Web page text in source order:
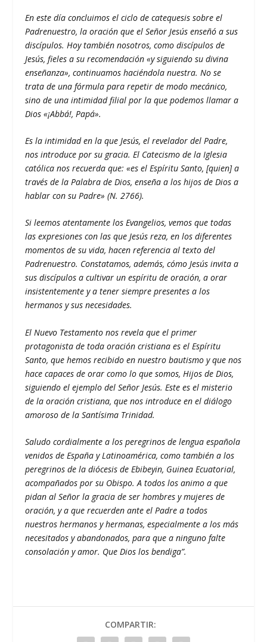
En este día concluimos el ciclo de catequesis sobre el
Padrenuestro, la oración que el Señor Jesús enseñó a sus
discípulos. Hoy también nosotros, como discípulos de
Jesús, fieles a su recomendación «y siguiendo su divina
enseñanza», continuamos haciéndola nuestra. No se
trata de una fórmula para repetir de modo mecánico,
sino de una intimidad filial por la que podemos llamar a
Dios «¡Abbá!, Papá».
Es la intimidad en la que Jesús, el revelador del Padre,
nos introduce por su gracia. El Catecismo de la Iglesia
católica nos recuerda que: «es el Espíritu Santo, [quien] a
través de la Palabra de Dios, enseña a los hijos de Dios a
hablar con su Padre» (N. 2766).
Si leemos atentamente los Evangelios, vemos que todas
las expresiones con las que Jesús reza, en los diferentes
momentos de su vida, hacen referencia al texto del
Padrenuestro. Constatamos, además, cómo Jesús invita a
sus discípulos a cultivar un espíritu de oración, a orar
insistentemente y a tener siempre presentes a los
hermanos y sus necesidades.
El Nuevo Testamento nos revela que el primer
protagonista de toda oración cristiana es el Espíritu
Santo, que hemos recibido en nuestro bautismo y que nos
hace capaces de orar como lo que somos, Hijos de Dios,
siguiendo el ejemplo del Señor Jesús. Este es el misterio
de la oración cristiana, que nos introduce en el diálogo
amoroso de la Santísima Trinidad.
Saludo cordialmente a los peregrinos de lengua española
venidos de España y Latinoamérica, como también a los
peregrinos de la diócesis de Ebibeyin, Guinea Ecuatorial,
acompañados por su Obispo. A todos los animo a que
pidan al Señor la gracia de ser hombres y mujeres de
oración, y a que recuerden ante el Padre a todos
nuestros hermanos y hermanas, especialmente a los más
necesitados y abandonados, para que a ninguno falte
consolación y amor. Que Dios los bendiga”.
COMPARTIR: